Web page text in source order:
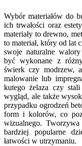
Wybór materiałów do
ich trwałości oraz
materiały to drewno,
to materiał, który od lat
swoje naturalne
być wykonane z
świerk czy modrzew,
malowanie lub
kutego żelaza czy
wygląd, ale także
przypadku ogrodzeń
form i kolorów, co
wizualnego.
bardziej popularne
łatwości w utrzymaniu.